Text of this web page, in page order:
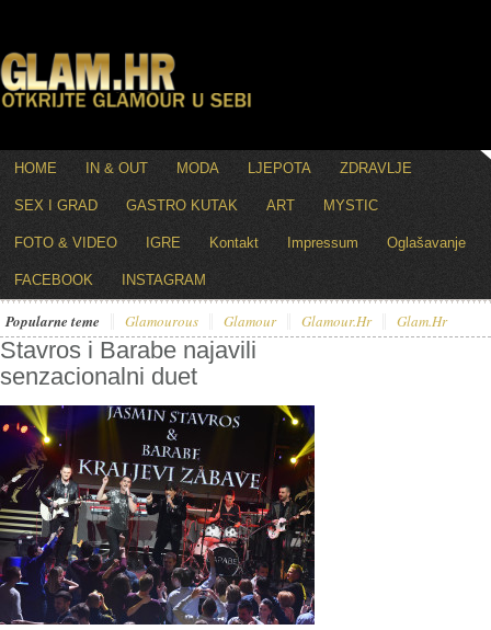
HOME IN & OUT MODA LJEPOTA ZDRAVLJE
SEX I GRAD GASTRO KUTAK ART MYSTIC
FOTO & VIDEO IGRE Kontakt Impressum Oglašavanje
FACEBOOK INSTAGRAM
Popularne teme Glamourous Glamour Glamour.hr Glam.hr
Stavros i Barabe najavili
senzacionalni duet